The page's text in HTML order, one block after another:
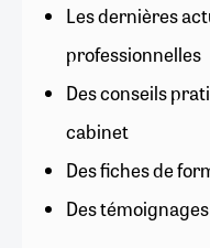
Les dernières
professionnelles
Des conseils
cabinet
Des fiches de
Des